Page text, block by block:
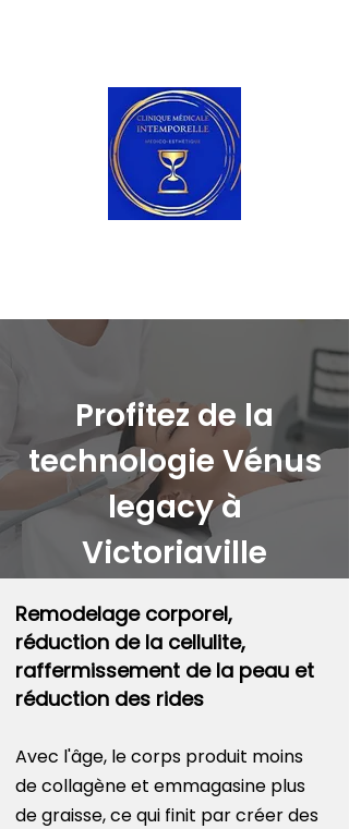
Profitez de la
technologie Vénus
legacy à
Victoriaville
Remodelage corporel,
réduction de la cellulite,
raffermissement de la peau et
réduction des rides
Avec l'âge, le corps produit moins
de collagène et emmagasine plus
de graisse, ce qui finit par créer des